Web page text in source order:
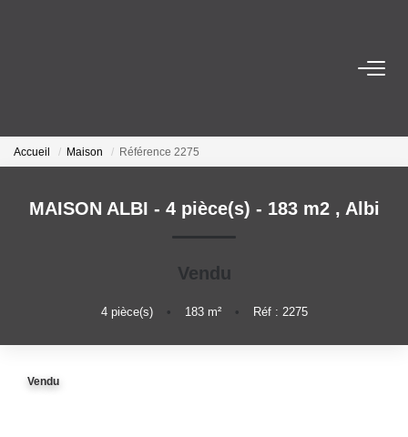
ESTIMATION
ACTUALITÉS
Notre Histoire Et Nos Valeurs
Accueil Maison Référence 2275
MAISON ALBI - 4 pièce(s) - 183 m2 , Albi
Vendu
4pièce(s) • 183m² • Réf : 2275
Vendu